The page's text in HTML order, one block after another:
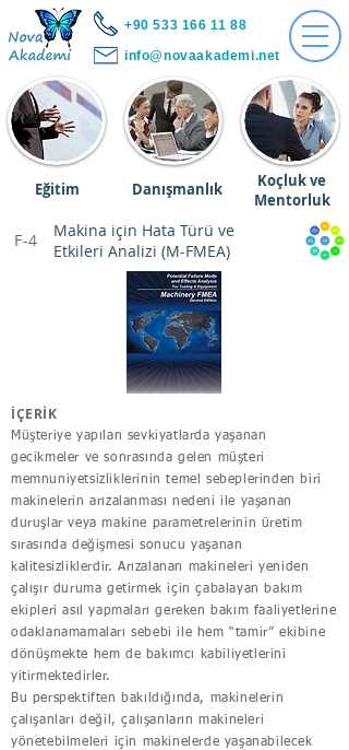
+90 533 166 11 88
info@novaakademi.net
Eğitim Danışmanlık
Koçluk ve
Mentorluk
Makina için Hata Türü ve
Etkileri Analizi (M-FMEA)
F-4
İÇERİK
Müşteriye yapılan sevkiyatlarda yaşanan
gecikmeler ve sonrasında gelen müşteri
memnuniyetsizliklerinin temel sebeplerinden biri
makinelerin arızalanması nedeni ile yaşanan
duruşlar veya makine parametrelerinin üretim
sırasında değişmesi sonucu yaşanan
kalitesizliklerdir. Arızalanan makineleri yeniden
çalışır duruma getirmek için çabalayan bakım
ekipleri asıl yapmaları gereken bakım faaliyetlerine
odaklanamamaları sebebi ile hem “tamir” ekibine
dönüşmekte hem de bakımcı kabiliyetlerini
yitirmektedirler.
Bu perspektiften bakıldığında, makinelerin
çalışanları değil, çalışanların makineleri
yönetebilmeleri için makinelerde yaşanabilecek